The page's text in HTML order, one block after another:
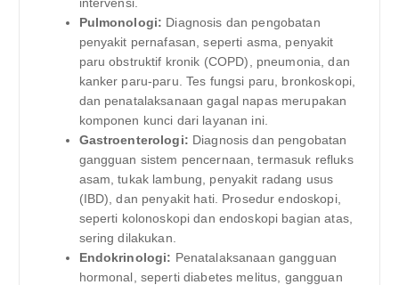
Pulmonologi: Diagnosis dan pengobatan
penyakit pernafasan, seperti asma, penyakit
paru obstruktif kronik (COPD), pneumonia, dan
kanker paru-paru. Tes fungsi paru, bronkoskopi,
dan penatalaksanaan gagal napas merupakan
komponen kunci dari layanan ini.
Gastroenterologi: Diagnosis dan pengobatan
gangguan sistem pencernaan, termasuk refluks
asam, tukak lambung, penyakit radang usus
(IBD), dan penyakit hati. Prosedur endoskopi,
seperti kolonoskopi dan endoskopi bagian atas,
sering dilakukan.
Endokrinologi: Penatalaksanaan gangguan
hormonal, seperti diabetes melitus, gangguan